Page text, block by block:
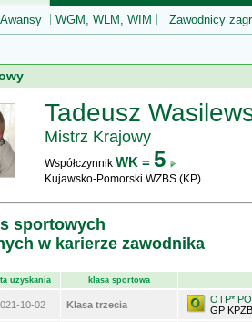
Awansy WGM, WLM, WIM Zawodnicy
Tadeusz
Mistrz Krajowy
Współczynnik WK = 5
Kujawsko-Pomorski WZBS (KP)
sportowych
w karierze zawodnika
uzyskania klasa sportowa
10-02 Klasa trzecia
OTP*
GP